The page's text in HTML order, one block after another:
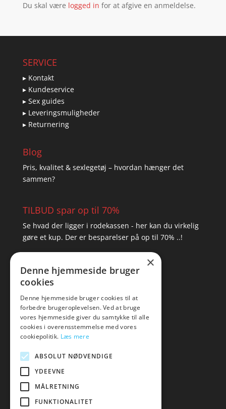
Du skal være logged in for at afgive en anmeldelse.
SERVICE
▸ Kontakt
▸ Kundeservice
▸ Sex guides
▸ Leveringsmuligheder
▸ Returnering
Blog
Pris, kvalitet & sexlegetøj – hvordan hænger det
sammen?
TILBUD spar op til 70%
Se hvad der ligger i rodekassen - her kan du virkelig
gøre et kup. Der er besparelser på op til 70% ..!
Tlf: 7876 8672
Mail: hej@amare.dk
×
Denne hjemmeside bruger
cookies
Denne hjemmeside bruger cookies til at
forbedre brugeroplevelsen. Ved at bruge
vores hjemmeside giver du samtykke til alle
cookies i overensstemmelse med vores
cookiepolitik. Læs mere
ABSOLUT NØDVENDIGE
YDEEVNE
MÅLRETNING
FUNKTIONALITET